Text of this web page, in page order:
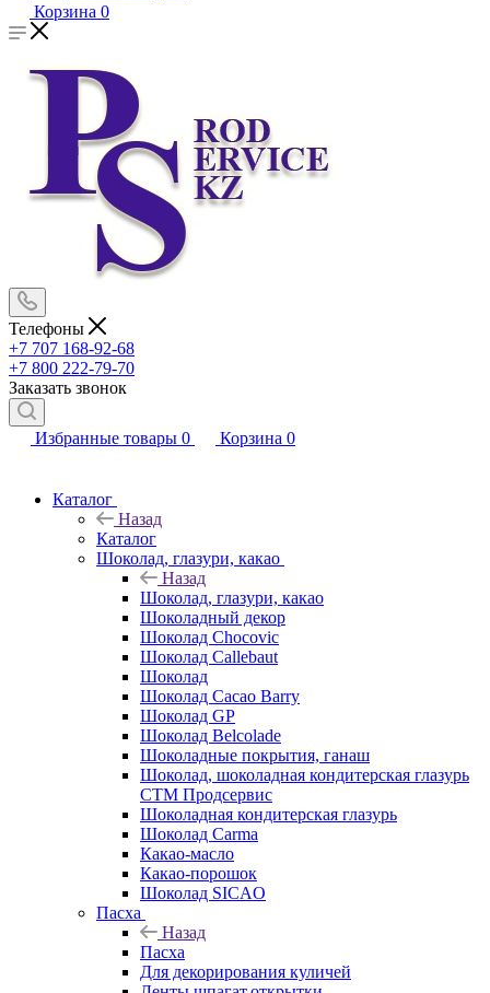
Корзина 0
Телефоны
+7 707 168-92-68
+7 800 222-79-70
Заказать звонок
Избранные товары 0 Корзина 0
Каталог
Назад
Каталог
Шоколад, глазури, какао
Назад
Шоколад, глазури, какао
Шоколадный декор
Шоколад Chocovic
Шоколад Callebaut
Шоколад
Шоколад Cacao Barry
Шоколад GP
Шоколад Belcolade
Шоколадные покрытия, ганаш
Шоколад, шоколадная кондитерская глазурь
СТМ Продсервис
Шоколадная кондитерская глазурь
Шоколад Carma
Какао-масло
Какао-порошок
Шоколад SICAO
Пасха
Назад
Пасха
Для декорирования куличей